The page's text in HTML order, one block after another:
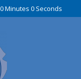
Minutes 0 Seconds